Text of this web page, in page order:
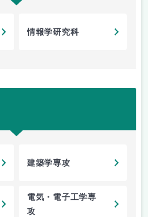
情報学研究科
建築学専攻
電気・電子工学専
攻